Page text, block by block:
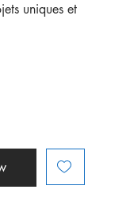
uniques et